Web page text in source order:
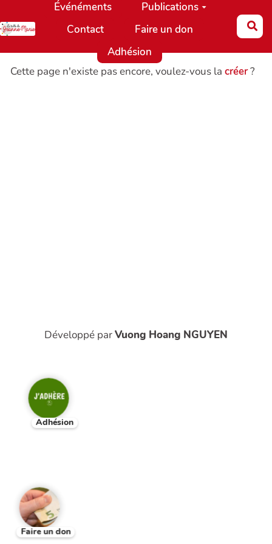
Aller au contenu principal
Événéments
Publications
Contact
Faire un don
Adhésion
Cette page n'existe pas encore, voulez-vous la créer?
Développé parVuong Hoang NGUYEN
Adhésion
Faire un don